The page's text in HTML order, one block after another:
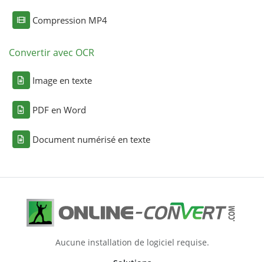
Compression MP4
Convertir avec OCR
Image en texte
PDF en Word
Document numérisé en texte
Aucune installation de logiciel requise.